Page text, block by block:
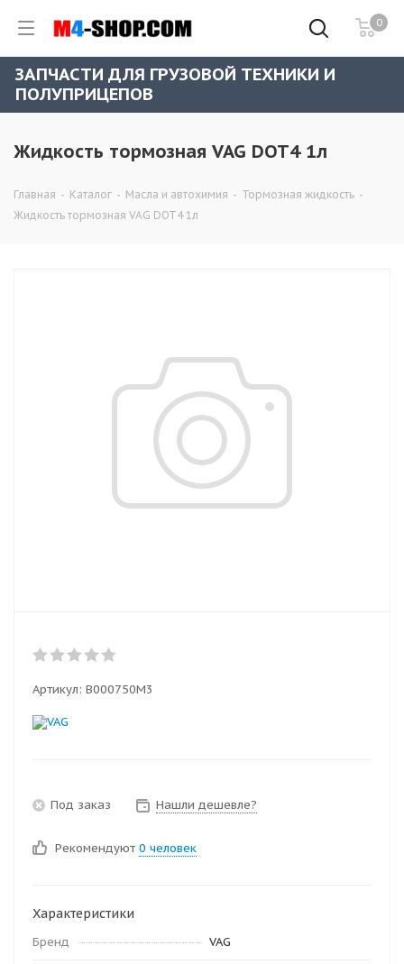
0
ЗАПЧАСТИ ДЛЯ ГРУЗОВОЙ ТЕХНИКИ И
ПОЛУПРИЦЕПОВ
Жидкость тормозная VAG DOT4 1л
Главная - Каталог - Масла и автохимия - Тормозная жидкость -
Жидкость тормозная VAG DOT4 1л
Артикул: B000750M3
Под заказ Нашли дешевле?
Рекомендуют 0 человек
Характеристики
Бренд VAG